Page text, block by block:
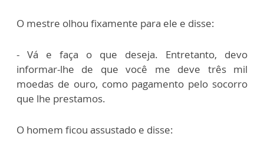
O mestre olhou fixamente para ele e disse:
- Vá e faça o que deseja. Entretanto, devo
informar-lhe de que você me deve três mil
moedas de ouro, como pagamento pelo socorro
que lhe prestamos.
O homem ficou assustado e disse: